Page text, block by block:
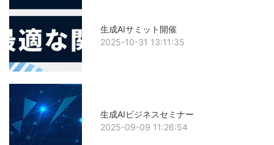
生成AIサミット開催
2025-10-31 13:11:35
生成AIビジネスセミナー
2025-09-09 11:26:54